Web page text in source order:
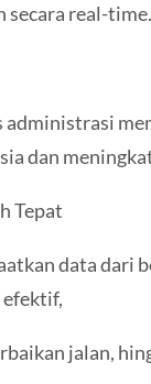
secara real-time.
dan
Tepat
data dari
efektif,
jalan,